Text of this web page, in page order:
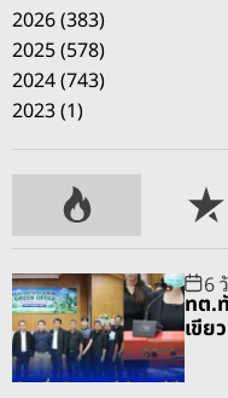
2026 (383)
2025 (578)
2024 (743)
2023 (1)
P
o
p
u
l
a
r
R
e
c
e
n
6
ทต.
เขียว